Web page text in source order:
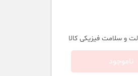
و سلامت فیزیکی کالا
ناموجود